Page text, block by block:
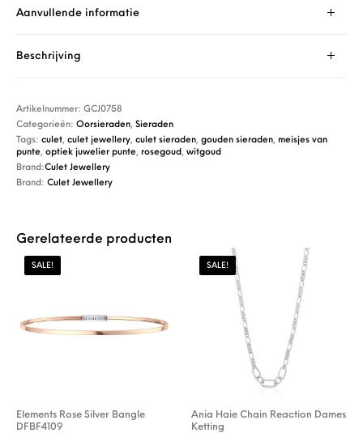
Aanvullende informatie
Beschrijving
Artikelnummer:GCJ0758
Categorieën:Oorsieraden,Sieraden
Tags:culet,culet jewellery,culet sieraden,gouden sieraden, meisjes van
punte,optiek juwelier punte, rosegoud,witgoud
Brand:Culet Jewellery
Brand:Culet Jewellery
Gerelateerde producten
SALE!
Elements Rose Silver Bangle
DFBF4109
SALE!
Ania Haie Chain Reaction Dames
Ketting